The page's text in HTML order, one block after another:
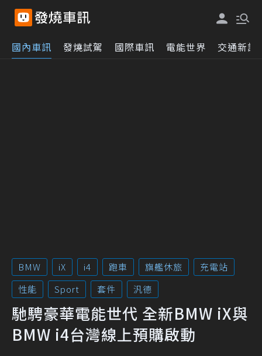
國內車訊 發燒試駕 國際車訊 電能世界 交通新訊
BMW iX i4 跑車 旗艦休旅
充電站
性能
Sport 套件 汎德
馳騁豪華電能世代 全新BMW iX與
BMW i4台灣線上預購啟動